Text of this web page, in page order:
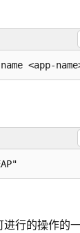
进行的操作的